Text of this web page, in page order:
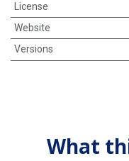
License
Website
Versions
What